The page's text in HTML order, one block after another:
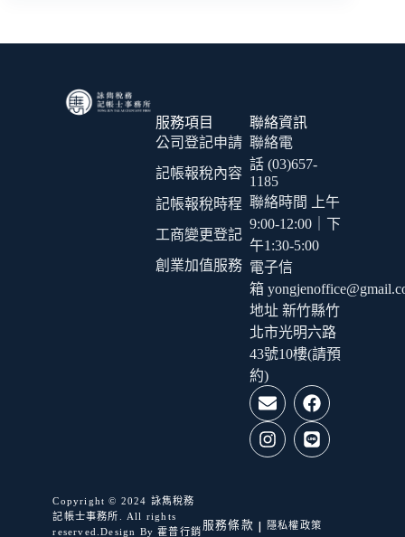
服務項目
公司登記申請
記帳報稅內容
記帳報稅時程
工商變更登記
創業加值服務
聯絡資訊
聯絡電
話 (03)657-
1185
聯絡時間 上午
9:00-12:00｜下
午1:30-5:00
電子信
箱
地址 新竹縣竹
北市光明六路
43號10樓(請預
約)
Copyright © 2024 詠雋稅務
記帳士事務所. All rights
reserved.Design By 霍普行銷 服務條款 | 隱私權政策